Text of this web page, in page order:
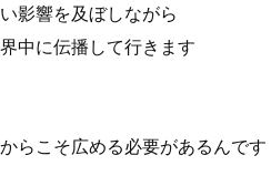
影響を及ぼしながら
中に伝播して行きます
らこそ広める必要があるんです